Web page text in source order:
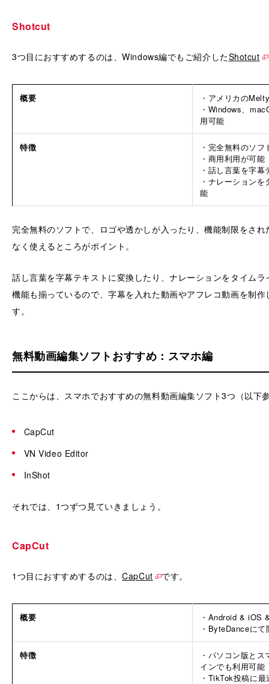
Shotcut
3つ目におすすめするのは、Windows編でもご紹介したShotcut
概要
・アメリカの
・Windows、
用可能
特徴
・完全無料のソフ
・商用利用が可能
・話し言葉を字
・ナレーション
能
完全無料のソフトで、ロゴや透かしが入ったり、機能制限をさ
なく使えるところがポイント。
話し言葉を字幕テキストに変換したり、ナレーションをタイム
機能も揃っているので、字幕を入れた動画やアフレコ動画を制
す。
無料動画編集ソフトおすすめ：スマホ編
ここからは、スマホでおすすめの無料動画編集ソフト3つ（以下
CapCut
VN Video Editor
InShot
それでは、1つずつ見ていきましょう。
CapCut
1つ目におすすめするのは、CapCut です。
概要
・Android & iOS
・ByteDanceに
特徴
・パソコン版と
インでも利用可能
・TikTok投稿に